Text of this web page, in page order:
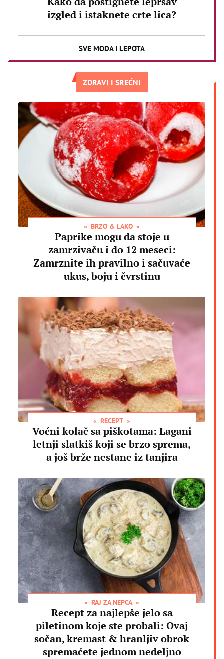
izgled i istaknete crte lica?
SVE MODA I LEPOTA
ZDRAVI I SREĆNI
BRZO & LAKO
Paprike mogu da stoje u
zamrzivaču i do 12 meseci:
Zamrznite ih pravilno i sačuvaće
ukus, boju i čvrstinu
RECEPT
Voćni kolač sa piškotama: Lagani
letnji slatkiš koji se brzo sprema,
a još brže nestane iz tanjira
RAJ ZA NEPCA
Recept za najlepše jelo sa
piletinom koje ste probali: Ovaj
sočan, kremast & hranljiv obrok
spremaćete jednom nedeljno